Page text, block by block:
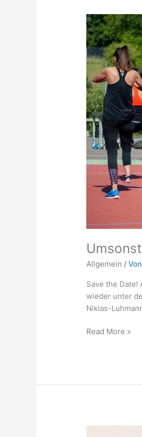
Allgemein / Von
Save the
wieder unter
Niklas-
Umsonst
&
Draußen
Read More »